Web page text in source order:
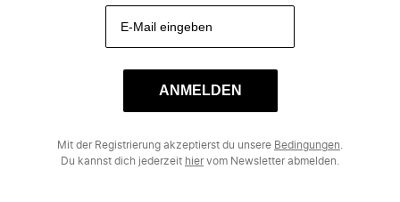
ANMELDEN
Mit der Registrierung akzeptierst du unsere Bedingungen
Du kannst dich jederzeit hiervom Newsletter abmelden.